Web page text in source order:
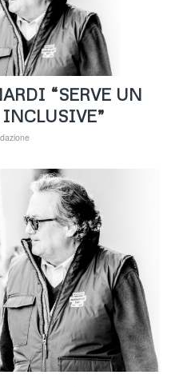
“SERVE UN
INCLUSIVE”